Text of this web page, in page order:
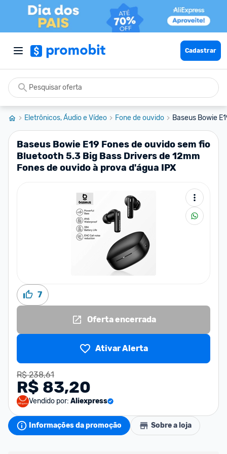
Cadastrar
Eletrônicos, Áudio e Vídeo Fone de ouvido Baseus Bowie
Baseus Bowie E19 Fones de ouvido sem fio
Bluetooth 5.3 Big Bass Drivers de 12mm
Fones de ouvido à prova d'água IPX
7
Oferta encerrada
Ativar Alerta
R$ 238,61
R$ 83,20
Vendido por: Aliexpress
Informações da promoção Sobre a loja